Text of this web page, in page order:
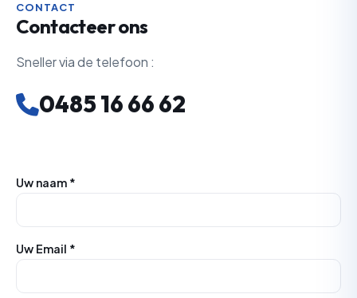
CONTACT
Contacteer ons
Sneller via de telefoon :
0485 16 66 62
Uw naam *
Uw Email *